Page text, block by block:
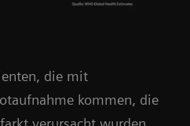
die mit
kommen, die